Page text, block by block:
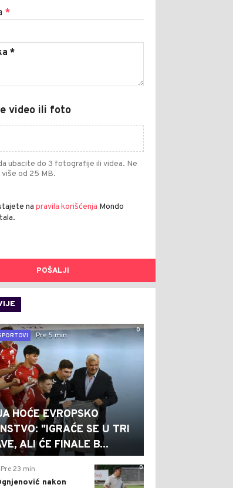
*
video ili foto
ubacite do 3 fotografije ili videa. Ne
od 25 MB.
na pravila korišćenja Mondo
POŠALJI
0
Pre 5 min
HOĆE EVROPSKO
"IGRAĆE SE U TRI
ALI ĆE FINALE B...
0
Pre 23 min
nakon